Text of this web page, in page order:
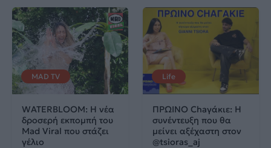
MAD TV
WATERBLOOM: Η νέα
δροσερή εκπομπή του
Mad Viral που στάζει
γέλιο
Life
ΠΡΩΙΝΟ Chaγάκιε: Η
συνέντευξη που θα
μείνει αξέχαστη στον
@tsioras_aj